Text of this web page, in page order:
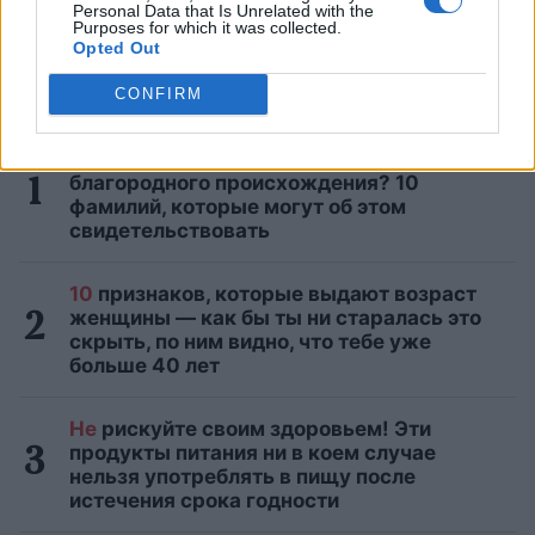
Personal Data that Is Unrelated with the
Purposes for which it was collected.
Opted Out
CONFIRM
САМЫЕ ЧИТАЕМЫЕ
благородного происхождения? 10
фамилий, которые могут об этом
свидетельствовать
10 признаков, которые выдают возраст
женщины — как бы ты ни старалась это
скрыть, по ним видно, что тебе уже
больше 40 лет
Не рискуйте своим здоровьем! Эти
продукты питания ни в коем случае
нельзя употреблять в пищу после
истечения срока годности